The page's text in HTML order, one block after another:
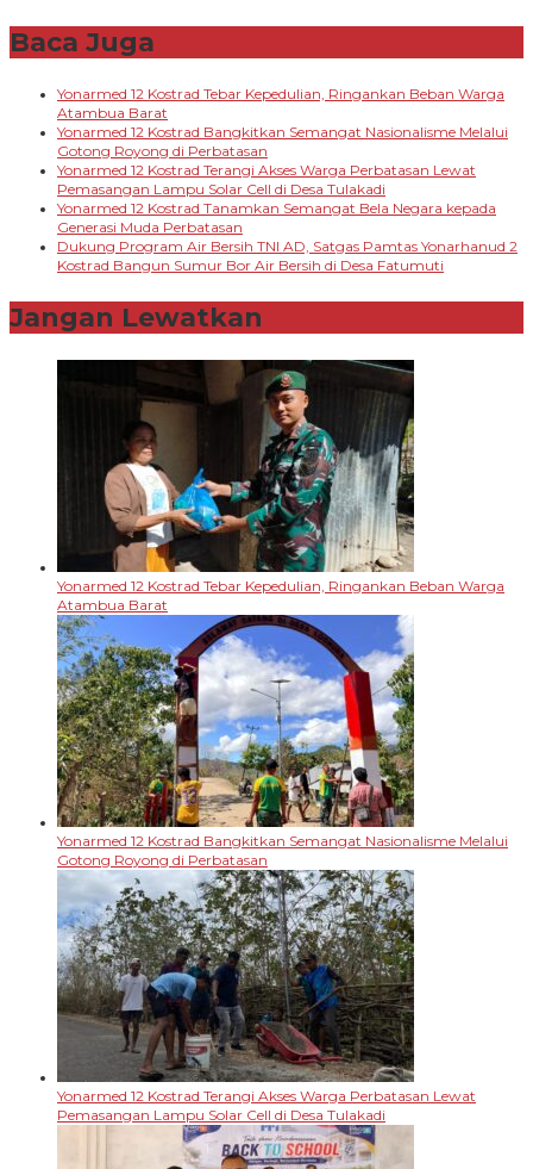
Baca Juga
Yonarmed 12 Kostrad Tebar Kepedulian, Ringankan Beban Warga
Atambua Barat
Yonarmed 12 Kostrad Bangkitkan Semangat Nasionalisme Melalui
Gotong Royong di Perbatasan
Yonarmed 12 Kostrad Terangi Akses Warga Perbatasan Lewat
Pemasangan Lampu Solar Cell di Desa Tulakadi
Yonarmed 12 Kostrad Tanamkan Semangat Bela Negara kepada
Generasi Muda Perbatasan
Dukung Program Air Bersih TNI AD, Satgas Pamtas Yonarhanud 2
Kostrad Bangun Sumur Bor Air Bersih di Desa Fatumuti
Jangan Lewatkan
Yonarmed 12 Kostrad Tebar Kepedulian, Ringankan Beban Warga
Atambua Barat
Yonarmed 12 Kostrad Bangkitkan Semangat Nasionalisme Melalui
Gotong Royong di Perbatasan
Yonarmed 12 Kostrad Terangi Akses Warga Perbatasan Lewat
Pemasangan Lampu Solar Cell di Desa Tulakadi